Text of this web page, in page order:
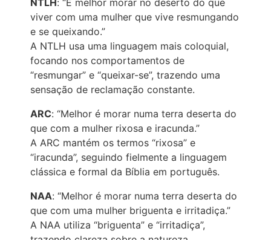
NTLH: “É melhor morar no deserto do que
viver com uma mulher que vive resmungando
e se queixando.”
A NTLH usa uma linguagem mais coloquial,
focando nos comportamentos de
“resmungar” e “queixar-se”, trazendo uma
sensação de reclamação constante.
ARC: “Melhor é morar numa terra deserta do
que com a mulher rixosa e iracunda.”
A ARC mantém os termos “rixosa” e
“iracunda”, seguindo fielmente a linguagem
clássica e formal da Bíblia em português.
NAA: “Melhor é morar numa terra deserta do
que com uma mulher briguenta e irritadiça.”
A NAA utiliza “briguenta” e “irritadiça”,